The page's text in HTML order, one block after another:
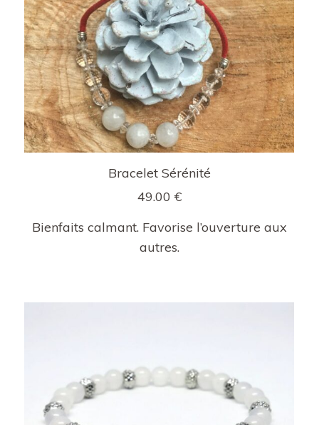
Bracelet Sérénité
49.00 €
Bienfaits calmant. Favorise l’ouverture aux
autres.